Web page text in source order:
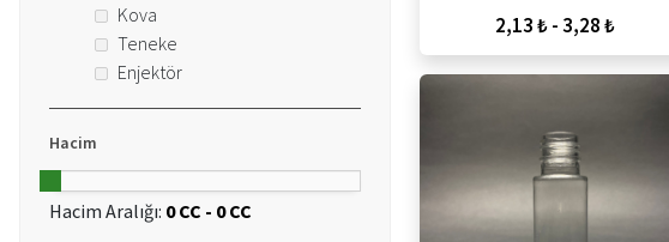
Kova
Teneke
Enjektör
Hacim
Hacim Aralığı: 0 CC - 0 CC
2,13 ₺ - 3,28 ₺